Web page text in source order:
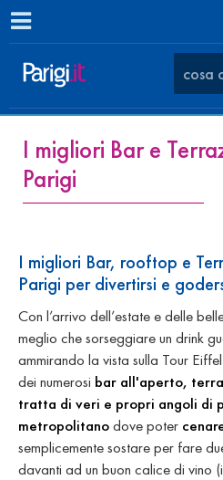
I migliori Bar e
Parigi
I migliori Bar, rooftop e
Parigi per divertirsi e
Con l’arrivo dell’estate e delle
meglio che sorseggiare un drink
ammirando la vista sulla Tour
dei numerosi bar all'aperto,
tratta di veri e propri angoli di
metropolitanodove poter
semplicemente sostare per fare
davanti ad un buon calice di vino